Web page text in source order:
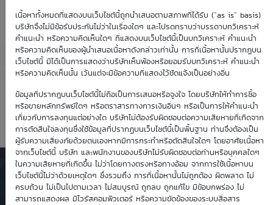
เนื้อหาทั้งหมดที่แสดงบนเว็บไซต์นี้ถูกนำเสนอตามสภาพที่ได้รับ (“as is” basis)
บริษัทจึงไม่มีข้อรับประกันไม่ว่าในเรื่องใดๆ และโปรดทราบว่าบรรดาบทวิเคราะห์
คำแนะนำ หรือความคิดเห็นใดๆ ที่แสดงบนเว็บไซต์นี้เป็นบทวิเคราะห์ คำแนะนำ
หรือความคิดเห็นของผู้นำเสนอเนื้อหาดังกล่าวเท่านั้น การที่เนื้อหานั้นปรากฏบน
เว็บไซต์นี้ มิได้เป็นการแสดงว่าบริษัทเห็นพ้องหรือยอมรับบทวิเคราะห์ คำแนะนำ
หรือความคิดเห็นนั้น เว้นแต่จะมีข้อความที่แสดงไว้ชัดแจ้งเป็นอย่างอื่น
ข้อมูลที่ปรากฎบนเว็บไซต์นี้ไม่ถือเป็นการเสนอหรือจูงใจ โดยบริษัทให้ทำการซื้อ
หรือขายหลักทรัพย์ใดๆ หรือตราสารทางการเงินอื่นๆ หรือเป็นการให้คำแนะนำ
เกี่ยวกับการลงทุนแต่อย่างใด บริษัทไม่ต้องรับผิดชอบต่อความเสียหายที่เกิดจาก
การตัดสินใจลงทุนซึ่งใช้ข้อมูลที่ปรากฏบนเว็บไซต์นี้เป็นพื้นฐาน ท่านจึงต้องเป็น
ผู้รับความเสี่ยงภัยด้วยตนเองหากมีการกระทำหรือตัดสินใจใดๆ โดยอาศัยเนื้อหา
จากเว็บไซต์นี้ บริษัท และพนักงานของบริษัทไม่รับผิดชอบต่อท่านหรือบุคคลใดๆ
ในความเสียหายที่เกิดขึ้น ไม่ว่าโดยทางตรงหรือทางอ้อม จากการใช้เนื้อหาบน
เว็บไซต์นี้ไม่ว่าด้วยเหตุใดๆ ซึ่งรวมถึง การที่เนื้อหานั้นไม่ถูกต้อง ผิดพลาด ไม่
ครบถ้วน ไม่เป็นไปตามเวลา ไม่สมบูรณ์ ถูกลบ ถูกแก้ไข มีข้อบกพร่อง ไม่
สามารถแสดงผล มีไวรัสคอมพิวเตอร์ หรือความขัดข้องของระบบสื่อสาร
Effective Gearing
0.00
Sensitivity
0.00
Time Decay
0.00 %
TTM (days)
1
ตารางเสนอซื้อคืนเบื้องต้นของ
DW01*